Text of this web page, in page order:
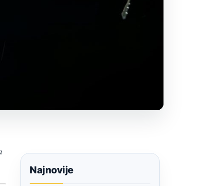
Najnovije